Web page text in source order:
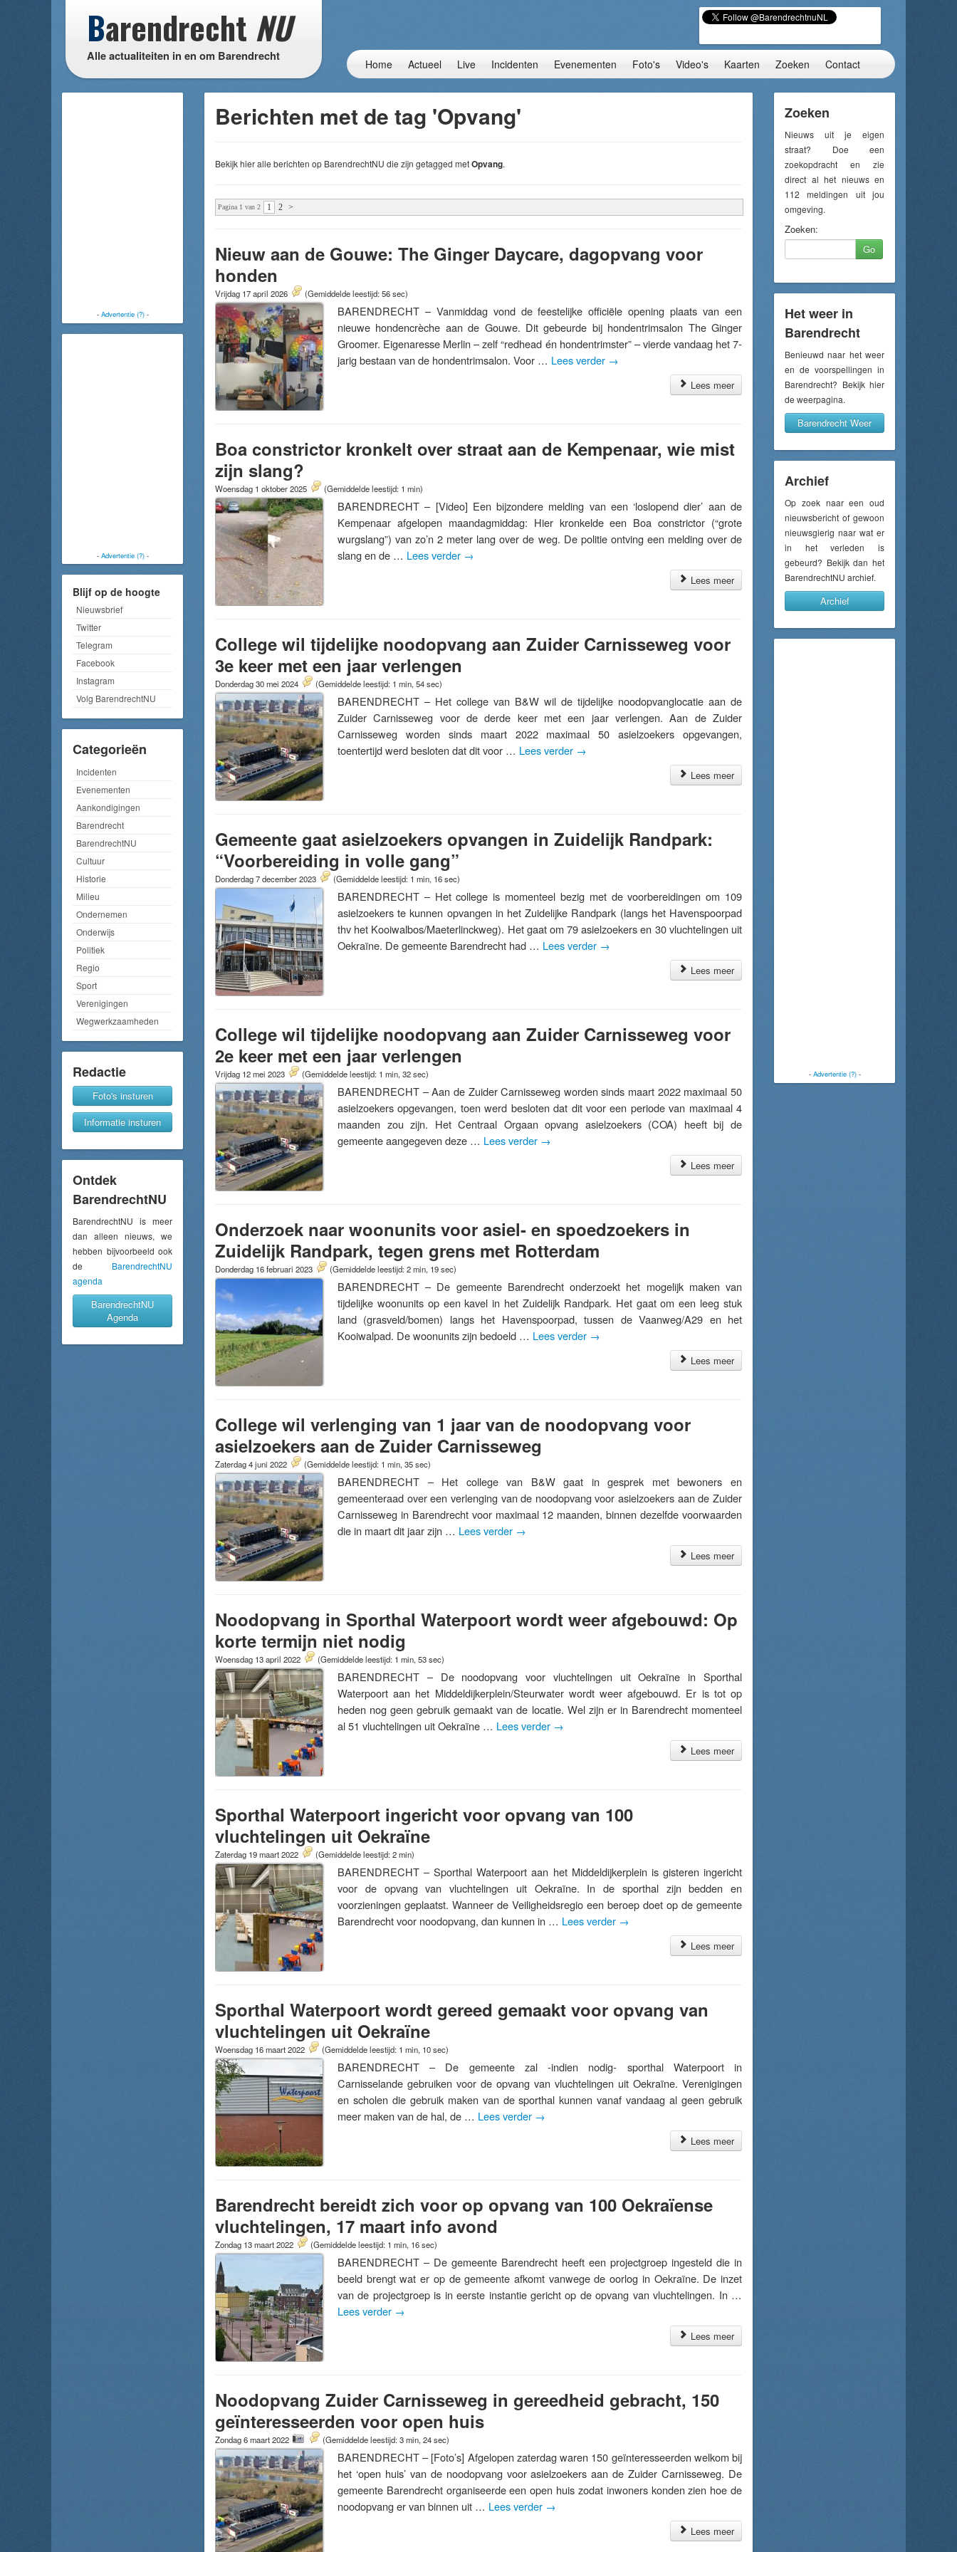
Barendrecht NU
Alle actualiteiten in en om Barendrecht
Home Actueel Live Incidenten Evenementen Foto's Video's Kaarten Zoeken Contact
- Advertentie (?)-
- Advertentie (?)-
Blijf op de hoogte
Nieuwsbrief
Twitter
Telegram
Facebook
Instagram
Volg BarendrechtNU
Categorieën
Incidenten
Evenementen
Aankondigingen
Barendrecht
BarendrechtNU
Cultuur
Historie
Milieu
Ondernemen
Onderwijs
Politiek
Regio
Sport
Verenigingen
Wegwerkzaamheden
Redactie
Foto's insturen
Informatie insturen
Ontdek
BarendrechtNU
BarendrechtNU is meer
dan alleen nieuws, we
hebben bijvoorbeeld ook
de BarendrechtNU
agenda
BarendrechtNU
Agenda
Berichten met de tag 'Opvang'
Bekijk hier alle berichten op BarendrechtNU die zijn getagged metOpvang.
Pagina 1 van 2 1 2 >
Nieuw aan de Gouwe: The Ginger Daycare, dagopvang voor
honden
Vrijdag 17 april 2026 (Gemiddelde leestijd: 56 sec)
BARENDRECHT – Vanmiddag vond de feestelijke officiële opening plaats van een
nieuwe hondencrèche aan de Gouwe. Dit gebeurde bij hondentrimsalon The Ginger
Groomer. Eigenaresse Merlin – zelf “redhead én hondentrimster” – vierde vandaag het 7-
jarig bestaan van de hondentrimsalon. Voor … Lees verder →
Lees meer
Boa constrictor kronkelt over straat aan de Kempenaar, wie mist
zijn slang?
Woensdag 1 oktober 2025 (Gemiddelde leestijd: 1 min)
BARENDRECHT – [Video] Een bijzondere melding van een ‘loslopend dier’ aan de
Kempenaar afgelopen maandagmiddag: Hier kronkelde een Boa constrictor (“grote
wurgslang”) van zo’n 2 meter lang over de weg. De politie ontving een melding over de
slang en de … Lees verder →
Lees meer
College wil tijdelijke noodopvang aan Zuider Carnisseweg voor
3e keer met een jaar verlengen
Donderdag 30 mei 2024 (Gemiddelde leestijd: 1 min, 54 sec)
BARENDRECHT – Het college van B&W wil de tijdelijke noodopvanglocatie aan de
Zuider Carnisseweg voor de derde keer met een jaar verlengen. Aan de Zuider
Carnisseweg worden sinds maart 2022 maximaal 50 asielzoekers opgevangen,
toentertijd werd besloten dat dit voor … Lees verder →
Lees meer
Gemeente gaat asielzoekers opvangen in Zuidelijk Randpark:
“Voorbereiding in volle gang”
Donderdag 7 december 2023 (Gemiddelde leestijd: 1 min, 16 sec)
BARENDRECHT – Het college is momenteel bezig met de voorbereidingen om 109
asielzoekers te kunnen opvangen in het Zuidelijke Randpark (langs het Havenspoorpad
thv het Kooiwalbos/Maeterlinckweg). Het gaat om 79 asielzoekers en 30 vluchtelingen uit
Oekraïne. De gemeente Barendrecht had … Lees verder →
Lees meer
College wil tijdelijke noodopvang aan Zuider Carnisseweg voor
2e keer met een jaar verlengen
Vrijdag 12 mei 2023 (Gemiddelde leestijd: 1 min, 32 sec)
BARENDRECHT – Aan de Zuider Carnisseweg worden sinds maart 2022 maximaal 50
asielzoekers opgevangen, toen werd besloten dat dit voor een periode van maximaal 4
maanden zou zijn. Het Centraal Orgaan opvang asielzoekers (COA) heeft bij de
gemeente aangegeven deze … Lees verder →
Lees meer
Onderzoek naar woonunits voor asiel- en spoedzoekers in
Zuidelijk Randpark, tegen grens met Rotterdam
Donderdag 16 februari 2023 (Gemiddelde leestijd: 2 min, 19 sec)
BARENDRECHT – De gemeente Barendrecht onderzoekt het mogelijk maken van
tijdelijke woonunits op een kavel in het Zuidelijk Randpark. Het gaat om een leeg stuk
land (grasveld/bomen) langs het Havenspoorpad, tussen de Vaanweg/A29 en het
Kooiwalpad. De woonunits zijn bedoeld … Lees verder →
Lees meer
College wil verlenging van 1 jaar van de noodopvang voor
asielzoekers aan de Zuider Carnisseweg
Zaterdag 4 juni 2022 (Gemiddelde leestijd: 1 min, 35 sec)
BARENDRECHT – Het college van B&W gaat in gesprek met bewoners en
gemeenteraad over een verlenging van de noodopvang voor asielzoekers aan de Zuider
Carnisseweg in Barendrecht voor maximaal 12 maanden, binnen dezelfde voorwaarden
die in maart dit jaar zijn … Lees verder →
Lees meer
Noodopvang in Sporthal Waterpoort wordt weer afgebouwd: Op
korte termijn niet nodig
Woensdag 13 april 2022 (Gemiddelde leestijd: 1 min, 53 sec)
BARENDRECHT – De noodopvang voor vluchtelingen uit Oekraïne in Sporthal
Waterpoort aan het Middeldijkerplein/Steurwater wordt weer afgebouwd. Er is tot op
heden nog geen gebruik gemaakt van de locatie. Wel zijn er in Barendrecht momenteel
al 51 vluchtelingen uit Oekraïne … Lees verder →
Lees meer
Sporthal Waterpoort ingericht voor opvang van 100
vluchtelingen uit Oekraïne
Zaterdag 19 maart 2022 (Gemiddelde leestijd: 2 min)
BARENDRECHT – Sporthal Waterpoort aan het Middeldijkerplein is gisteren ingericht
voor de opvang van vluchtelingen uit Oekraïne. In de sporthal zijn bedden en
voorzieningen geplaatst. Wanneer de Veiligheidsregio een beroep doet op de gemeente
Barendrecht voor noodopvang, dan kunnen in … Lees verder →
Lees meer
Sporthal Waterpoort wordt gereed gemaakt voor opvang van
vluchtelingen uit Oekraïne
Woensdag 16 maart 2022 (Gemiddelde leestijd: 1 min, 10 sec)
BARENDRECHT – De gemeente zal -indien nodig- sporthal Waterpoort in
Carnisselande gebruiken voor de opvang van vluchtelingen uit Oekraïne. Verenigingen
en scholen die gebruik maken van de sporthal kunnen vanaf vandaag al geen gebruik
meer maken van de hal, de … Lees verder →
Lees meer
Barendrecht bereidt zich voor op opvang van 100 Oekraïense
vluchtelingen, 17 maart info avond
Zondag 13 maart 2022 (Gemiddelde leestijd: 1 min, 16 sec)
BARENDRECHT – De gemeente Barendrecht heeft een projectgroep ingesteld die in
beeld brengt wat er op de gemeente afkomt vanwege de oorlog in Oekraïne. De inzet
van de projectgroep is in eerste instantie gericht op de opvang van vluchtelingen. In …
Lees verder →
Lees meer
Noodopvang Zuider Carnisseweg in gereedheid gebracht, 150
geïnteresseerden voor open huis
Zondag 6 maart 2022 (Gemiddelde leestijd: 3 min, 24 sec)
BARENDRECHT – [Foto’s] Afgelopen zaterdag waren 150 geïnteresseerden welkom bij
het ‘open huis’ van de noodopvang voor asielzoekers aan de Zuider Carnisseweg. De
gemeente Barendrecht organiseerde een open huis zodat inwoners konden zien hoe de
noodopvang er van binnen uit … Lees verder →
Lees meer
Zoeken
Nieuws uit je eigen
straat? Doe een
zoekopdracht en zie
direct al het nieuws en
112 meldingen uit jou
omgeving.
Zoeken:
Go
Het weer in
Barendrecht
Benieuwd naar het weer
en de voorspellingen in
Barendrecht? Bekijk hier
de weerpagina.
Barendrecht Weer
Archief
Op zoek naar een oud
nieuwsbericht of gewoon
nieuwsgierig naar wat er
in het verleden is
gebeurd? Bekijk dan het
BarendrechtNU archief.
Archief
- Advertentie (?)-